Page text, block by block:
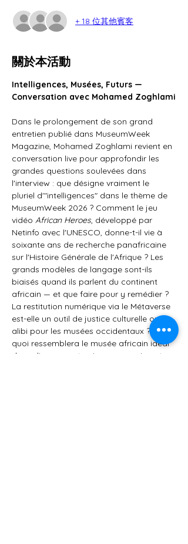
+ 18 位其他賓客
關於本活動
Intelligences, Musées, Futurs —
Conversation avec Mohamed Zoghlami
Dans le prolongement de son grand
entretien publié dans MuseumWeek
Magazine, Mohamed Zoghlami revient en
conversation live pour approfondir les
grandes questions soulevées dans
l'interview : que désigne vraiment le
pluriel d'"intelligences" dans le thème de
MuseumWeek 2026 ? Comment le jeu
vidéo African Heroes, développé par
Netinfo avec l'UNESCO, donne-t-il vie à
soixante ans de recherche panafricaine
sur l'Histoire Générale de l'Afrique ? Les
grands modèles de langage sont-ils
biaisés quand ils parlent du continent
africain — et que faire pour y remédier ?
La restitution numérique via le Métaverse
est-elle un outil de justice culturelle ou un
alibi pour les musées occidentaux ? Et à
quoi ressemblera le musée africain idéal
dans dix ans — et qui en sera vraiment